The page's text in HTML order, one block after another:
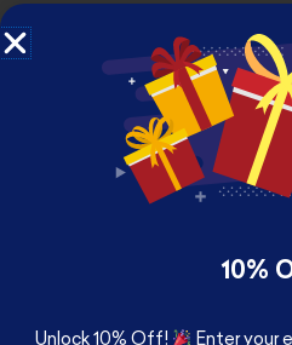
RELATED
10%
Unlock 10% Off!
Enter your